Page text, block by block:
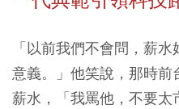
「以前我們不會問，薪
意義。」他笑說，那時前
薪水，「我罵他，不要太